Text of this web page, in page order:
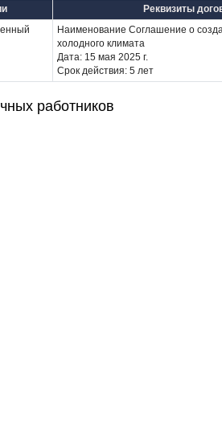
Реквизиты
Наименование Соглашение о
холодного климата
Дата: 15 мая 2025 г.
Срок действия: 5 лет
работников